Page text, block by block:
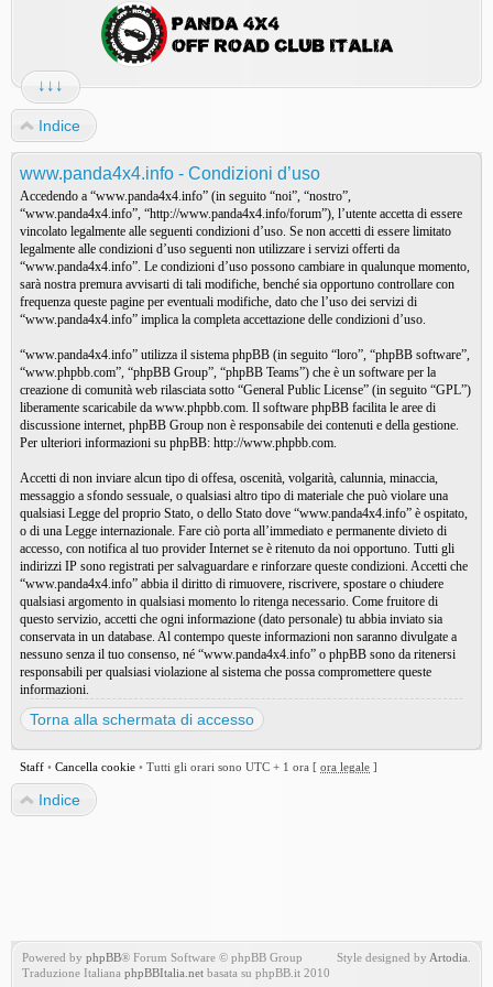
↓↓↓
Indice
www.panda4x4.info - Condizioni d’uso
Accedendo a “www.panda4x4.info” (in seguito “noi”, “nostro”,
“www.panda4x4.info”, “http://www.panda4x4.info/forum”), l’utente accetta di essere
vincolato legalmente alle seguenti condizioni d’uso. Se non accetti di essere limitato
legalmente alle condizioni d’uso seguenti non utilizzare i servizi offerti da
“www.panda4x4.info”. Le condizioni d’uso possono cambiare in qualunque momento,
sarà nostra premura avvisarti di tali modifiche, benché sia opportuno controllare con
frequenza queste pagine per eventuali modifiche, dato che l’uso dei servizi di
“www.panda4x4.info” implica la completa accettazione delle condizioni d’uso.
“www.panda4x4.info” utilizza il sistema phpBB (in seguito “loro”, “phpBB software”,
“www.phpbb.com”, “phpBB Group”, “phpBB Teams”) che è un software per la
creazione di comunità web rilasciata sotto “General Public License” (in seguito “GPL”)
liberamente scaricabile da www.phpbb.com. Il software phpBB facilita le aree di
discussione internet, phpBB Group non è responsabile dei contenuti e della gestione.
Per ulteriori informazioni su phpBB: http://www.phpbb.com.
Accetti di non inviare alcun tipo di offesa, oscenità, volgarità, calunnia, minaccia,
messaggio a sfondo sessuale, o qualsiasi altro tipo di materiale che può violare una
qualsiasi Legge del proprio Stato, o dello Stato dove “www.panda4x4.info” è ospitato,
o di una Legge internazionale. Fare ciò porta all’immediato e permanente divieto di
accesso, con notifica al tuo provider Internet se è ritenuto da noi opportuno. Tutti gli
indirizzi IP sono registrati per salvaguardare e rinforzare queste condizioni. Accetti che
“www.panda4x4.info” abbia il diritto di rimuovere, riscrivere, spostare o chiudere
qualsiasi argomento in qualsiasi momento lo ritenga necessario. Come fruitore di
questo servizio, accetti che ogni informazione (dato personale) tu abbia inviato sia
conservata in un database. Al contempo queste informazioni non saranno divulgate a
nessuno senza il tuo consenso, né “www.panda4x4.info” o phpBB sono da ritenersi
responsabili per qualsiasi violazione al sistema che possa compromettere queste
informazioni.
Torna alla schermata di accesso
Staff • Cancella cookie • Tutti gli orari sono UTC + 1 ora [ ora legale ]
Indice
Powered by phpBB® Forum Software © phpBB Group
Traduzione Italiana phpBBItalia.net basata su phpBB.it 2010
Style designed by Artodia